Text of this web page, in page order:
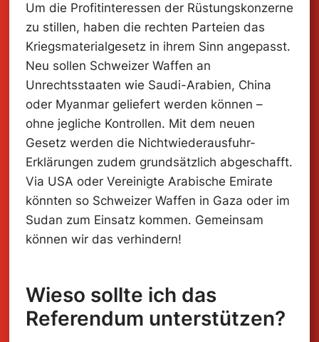
Kriegsmaterial-
Referendum
jetzt unterschreiben!
Um die Profitinteressen der Rüstungskonzerne
zu stillen, haben die rechten Parteien das
Kriegsmaterialgesetz in ihrem Sinn angepasst.
Neu sollen Schweizer Waffen an
Unrechtsstaaten wie Saudi-Arabien, China
oder Myanmar geliefert werden können –
ohne jegliche Kontrollen. Mit dem neuen
Gesetz werden die Nichtwiederausfuhr-
Erklärungen zudem grundsätzlich abgeschafft.
Via USA oder Vereinigte Arabische Emirate
könnten so Schweizer Waffen in Gaza oder im
Sudan zum Einsatz kommen. Gemeinsam
können wir das verhindern!
Wieso sollte ich das
Referendum unterstützen?